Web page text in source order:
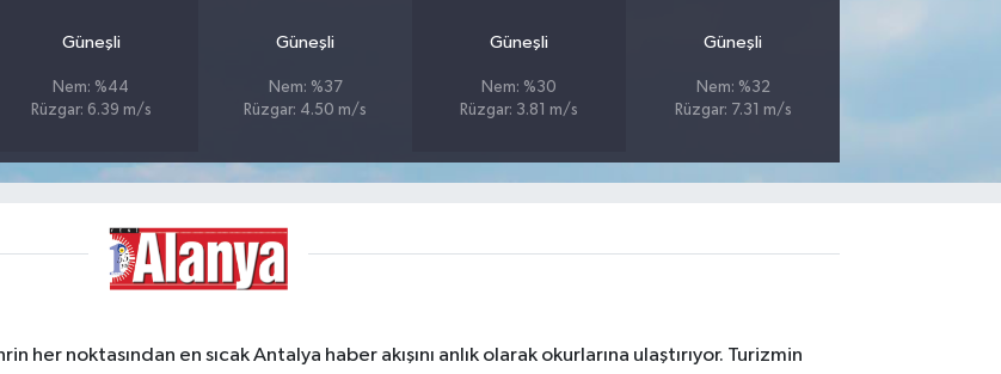
Güneşli
Nem: %44
Rüzgar: 6.39 m/s
Güneşli
Nem: %37
Rüzgar: 4.50 m/s
Güneşli
Nem: %30
Rüzgar: 3.81 m/s
Güneşli
Nem: %32
Rüzgar: 7.31 m/s
her noktasından en sıcak Antalya haber akışını anlık olarak okurlarına ulaştırıyor. Turizmin